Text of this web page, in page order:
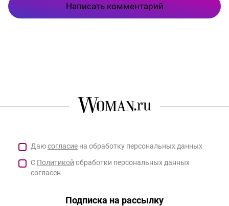
Написать комментарий
Даюсогласие на обработку персональных данных
С Политикой обработки персональных данных
согласен
Подписка на рассылку